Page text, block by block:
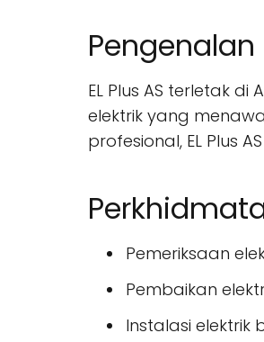
Pengenalan
EL Plus AS terletak
elektrik yang
profesional, EL Plus
Pemeriksaan
Pembaikan
Instalasi elektrik